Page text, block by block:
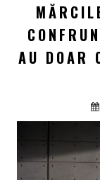
AU DOAR